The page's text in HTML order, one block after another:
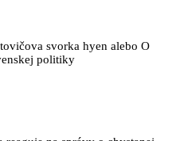
svorka hyen alebo O
politiky